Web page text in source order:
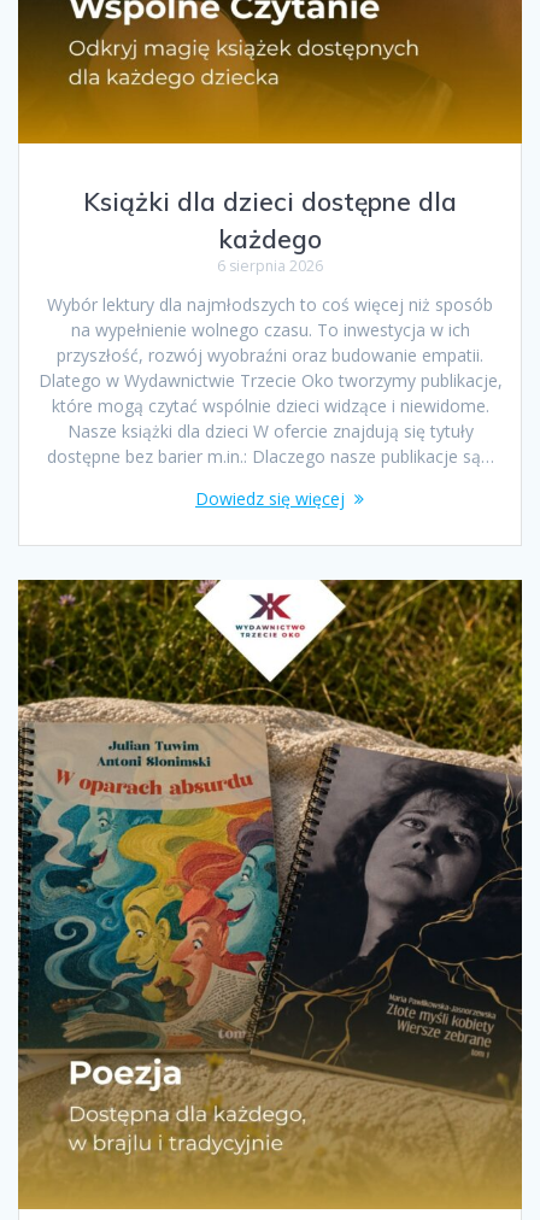
Książki dla dzieci dostępne dla
każdego
6 sierpnia 2026
Wybór lektury dla najmłodszych to coś więcej niż sposób
na wypełnienie wolnego czasu. To inwestycja w ich
przyszłość, rozwój wyobraźni oraz budowanie empatii.
Dlatego w Wydawnictwie Trzecie Oko tworzymy publikacje,
które mogą czytać wspólnie dzieci widzące i niewidome.
Nasze książki dla dzieci W ofercie znajdują się tytuły
dostępne bez barier m.in.: Dlaczego nasze publikacje są…
Dowiedz się więcej